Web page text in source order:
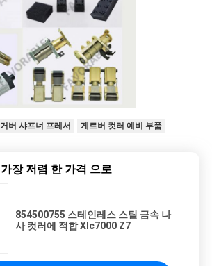
거버 샤프너 프레서 게르버 컷러 예비 부품
가장 저렴 한 가격 으로
854500755 스테인레스 스틸 금속 나
사 컷러에 적합 Xlc7000 Z7